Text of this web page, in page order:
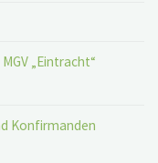
„Eintracht“
Konfirmanden